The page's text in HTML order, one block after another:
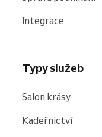
Integrace
Typy služeb
Salon krásy
Kadeřnictví